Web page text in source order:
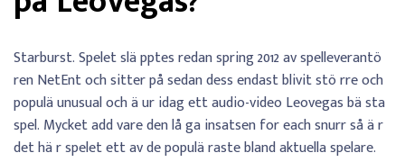
Starburst. Spelet slä pptes redan spring 2012 av spelleverantö
ren NetEnt och sitter på sedan dess endast blivit stö rre och
populä unusual och ä ur idag ett audio-video Leovegas bä sta
spel. Mycket add vare den lå ga insatsen for each snurr så ä r
det hä r spelet ett av de populä raste bland aktuella spelare.